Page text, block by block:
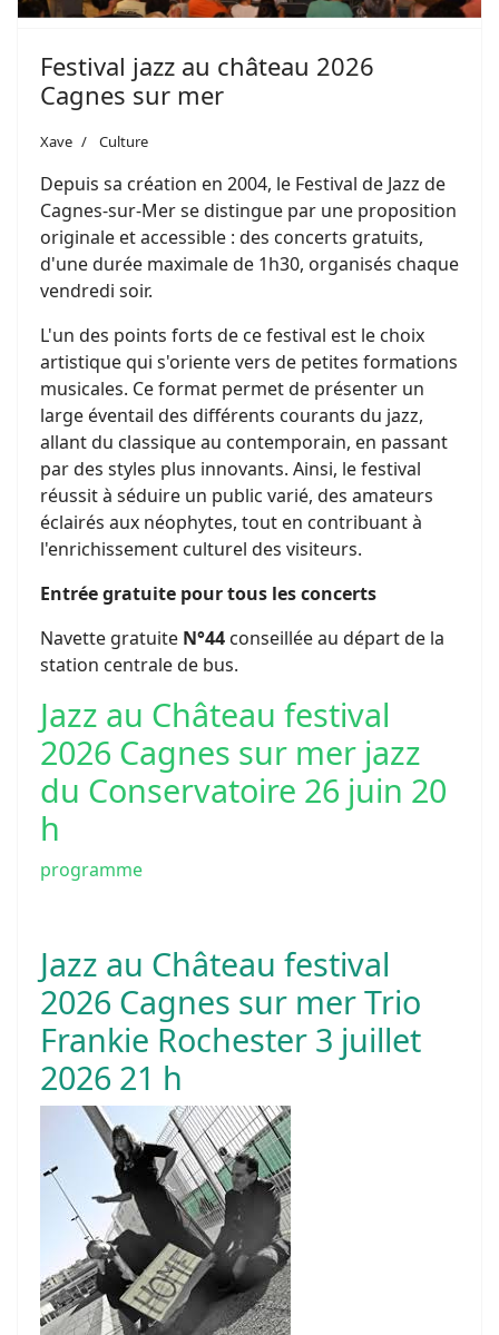
Festival jazz au château 2026
Cagnes sur mer
Xave Culture
Depuis sa création en 2004, le Festival de Jazz de
Cagnes-sur-Mer se distingue par une proposition
originale et accessible : des concerts gratuits,
d'une durée maximale de 1h30, organisés chaque
vendredi soir.
L'un des points forts de ce festival est le choix
artistique qui s'oriente vers de petites formations
musicales. Ce format permet de présenter un
large éventail des différents courants du jazz,
allant du classique au contemporain, en passant
par des styles plus innovants. Ainsi, le festival
réussit à séduire un public varié, des amateurs
éclairés aux néophytes, tout en contribuant à
l'enrichissement culturel des visiteurs.
Entrée gratuite pour tous les concerts
Navette gratuite N°44 conseillée au départ de la
station centrale de bus.
Jazz au Château festival
2026 Cagnes sur mer jazz
du Conservatoire 26 juin 20
h
programme
Jazz au Château festival
2026 Cagnes sur mer Trio
Frankie Rochester 3 juillet
2026 21 h